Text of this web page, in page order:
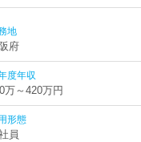
地
府
度年収
万～420万円
形態
員